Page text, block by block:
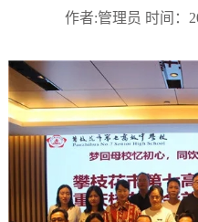
作者:管理员 时间：